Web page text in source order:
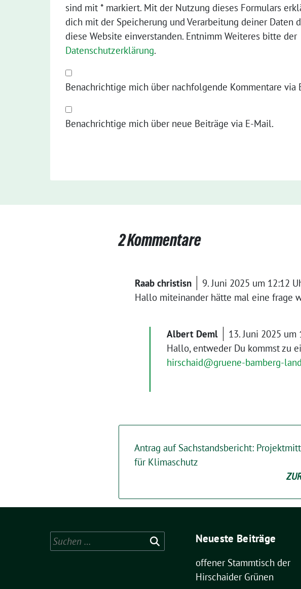
sind mit * markiert. Mit der Nutzung dieses Formulars
dich mit der Speicherung und Verarbeitung deiner Daten
diese Website einverstanden. Entnimm Weiteres bitte der
Datenschutzerklärung.
Benachrichtige mich über nachfolgende Kommentare via
Benachrichtige mich über neue Beiträge via E-Mail.
2 Kommentare
Raab christisn
9. Juni 2025 um 12:12
Hallo miteinander hätte mal eine frage
Albert Deml
13. Juni 2025 um
Hallo, entweder Du kommst zu
hirschaid@gruene-bamberg-
Antrag auf Sachstandsbericht:
für Klimaschutz
Suchen
nach:
Neueste Beiträge
offener Stammtisch der
Hirschaider Grünen